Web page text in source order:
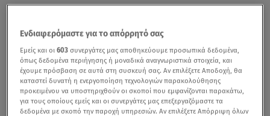
Ενδιαφερόμαστε για το απόρρητό σας
Εμείς και οι603 συνεργάτες μας αποθηκεύουμε προσωπικά δεδομένα,
όπως δεδομένα περιήγησης ή μοναδικά αναγνωριστικά στοιχεία, και
έχουμε πρόσβαση σε αυτά στη συσκευή σας. Αν επιλέξετε Αποδοχή, θα
καταστεί δυνατή η ενεργοποίηση τεχνολογιών παρακολούθησης
προκειμένου να υποστηριχθούν οι σκοποί που εμφανίζονται παρακάτω,
για τους οποίους εμείς και οι συνεργάτες μας επεξεργαζόμαστε τα
δεδομένα με σκοπό την παροχή υπηρεσιών. Αν επιλέξετε Απόρριψη όλων